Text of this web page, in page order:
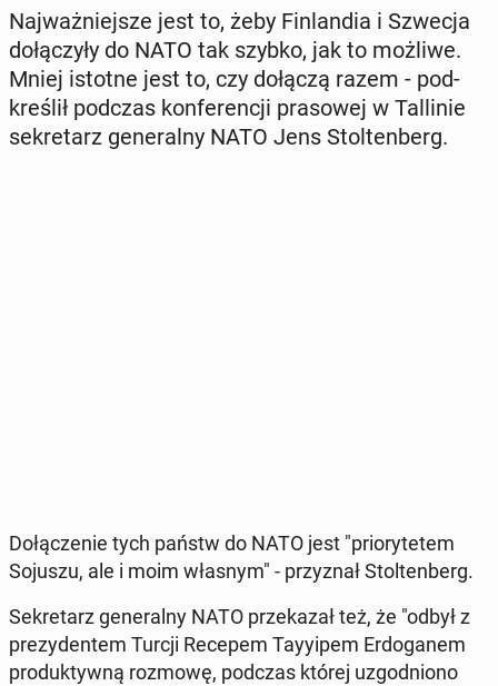
Naj­waż­niej­sze jest to, żeby Fin­lan­dia i Szwecja
do­łą­czy­ły do NATO tak szybko, jak to możliwe.
Mniej istotne jest to, czy dołączą razem - pod­
kre­ślił podczas kon­fe­ren­cji pra­so­wej w Tal­li­nie
se­kre­tarz ge­ne­ral­ny NATO Jens Stol­ten­berg.
Do­łą­cze­nie tych państw do NATO jest "prio­ry­te­tem
Sojuszu, ale i moim własnym" - przy­znał Stol­ten­berg.
Se­kre­tarz ge­ne­ral­ny NATO prze­ka­zał też, że "odbył z
pre­zy­den­tem Turcji Recepem Tay­y­ipem Er­do­ga­nem
pro­duk­tyw­ną rozmowę, podczas której uzgod­nio­no